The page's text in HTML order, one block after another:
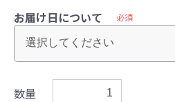
お届け日について 必須
数量